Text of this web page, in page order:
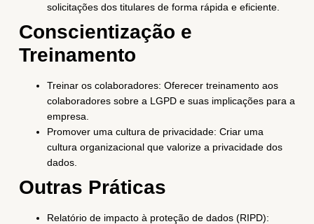
solicitações dos titulares de forma rápida e eficiente.
Conscientização e
Treinamento
Treinar os colaboradores: Oferecer treinamento aos
colaboradores sobre a LGPD e suas implicações para a
empresa.
Promover uma cultura de privacidade: Criar uma
cultura organizacional que valorize a privacidade dos
dados.
Outras Práticas
Relatório de impacto à proteção de dados (RIPD):